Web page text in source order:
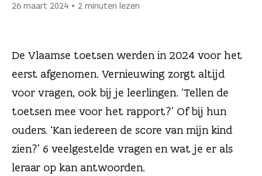
26 maart 2024 2 minuten lezen
De Vlaamse toetsen werden in 2024 voor het
eerst afgenomen. Vernieuwing zorgt altijd
voor vragen, ook bij je leerlingen. ‘Tellen de
toetsen mee voor het rapport?’ Of bij hun
ouders. ‘Kan iedereen de score van mijn kind
zien?’ 6 veelgestelde vragen en wat je er als
leraar op kan antwoorden.